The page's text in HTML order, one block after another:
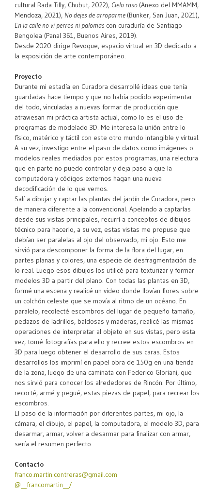
cultural Rada Tilly, Chubut, 2022), Cielo raso (Anexo del MMAMM,
Mendoza, 2021), No dejes de arroparme (Bunker, San Juan, 2021),
En la calle no vi perros ni palomas con curaduría de Santiago
Bengolea (Panal 361, Buenos Aires, 2019).
Desde 2020 dirige Revoque, espacio virtual en 3D dedicado a
la exposición de arte contemporáneo.
Proyecto
Durante mi estadía en Curadora desarrollé ideas que tenía
guardadas hace tiempo y que no había podido experimentar
del todo, vinculadas a nuevas formar de producción que
atraviesan mi práctica artista actual, como lo es el uso de
programas de modelado 3D. Me interesa la unión entre lo
físico, matérico y táctil con este otro mundo intangible y virtual.
A su vez, investigo entre el paso de datos como imágenes o
modelos reales mediados por estos programas, una relectura
que en parte no puedo controlar y deja paso a que la
computadora y códigos externos hagan una nueva
decodificación de lo que vemos.
Salí a dibujar y captar las plantas del jardín de Curadora, pero
de manera diferente a la convencional. Apelando a captarlas
desde sus vistas principales, recurrí a conceptos de dibujos
técnico para hacerlo, a su vez, estas vistas me propuse que
debían ser paralelas al ojo del observado, mi ojo. Esto me
sirvió para descomponer la forma de la flora del lugar, en
partes planas y colores, una especie de desfragmentación de
lo real. Luego esos dibujos los utilicé para texturizar y formar
modelos 3D a partir del plano. Con todas las plantas en 3D,
formé una escena y realicé un video donde llovían flores sobre
un colchón celeste que se movía al ritmo de un océano. En
paralelo, recolecté escombros del lugar de pequeño tamaño,
pedazos de ladrillos, baldosas y maderas, realicé las mismas
operaciones de interpretar al objeto en sus vistas, pero esta
vez, tomé fotografías para ello y recree estos escombros en
3D para luego obtener el desarrollo de sus caras. Estos
desarrollos los imprimí en papel obra de 150g en una tienda
de la zona, luego de una caminata con Federico Gloriani, que
nos sirvió para conocer los alrededores de Rincón. Por último,
recorté, armé y pegué, estas piezas de papel, para recrear los
escombros.
El paso de la información por diferentes partes, mi ojo, la
cámara, el dibujo, el papel, la computadora, el modelo 3D, para
desarmar, armar, volver a desarmar para finalizar con armar,
sería el resumen perfecto.
Contacto
franco.martin.contreras@gmail.com
@__francomartin__/